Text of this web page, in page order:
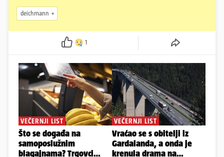
deichmann
1